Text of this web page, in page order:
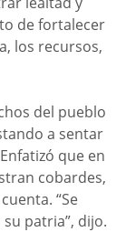
de fortalecer
los recursos,
del pueblo
a sentar
que en
cobardes,
“Se
patria”, dijo.